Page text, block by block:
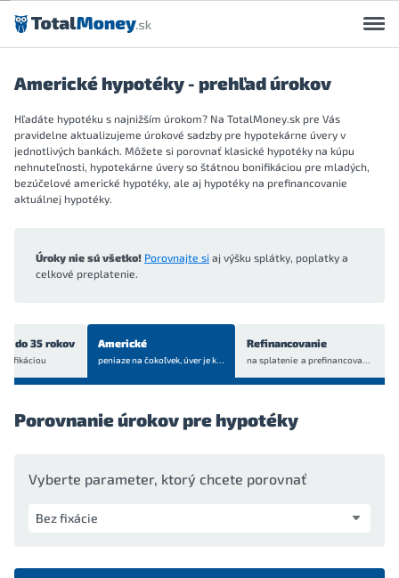
Preskočiť na obsah
Americké hypotéky - prehľad úrokov
Hľadáte hypotéku s najnižším úrokom? Na TotalMoney.sk pre Vás
pravidelne aktualizujeme úrokové sadzby pre hypotekárne úvery v
jednotlivých bankách. Môžete si porovnať klasické hypotéky na kúpu
nehnuteľnosti, hypotekárne úvery so štátnou bonifikáciou pre mladých,
bezúčelové americké hypotéky, ale aj hypotéky na prefinancovanie
aktuálnej hypotéky.
Úroky nie sú všetko! Porovnajte si aj výšku splátky, poplatky a
celkové preplatenie.
do 35 rokov Americké
peniaze na čokoľvek, úver jekrytý bytom alebo domom
Refinancovanie
na splatenie a prefinancovanie
Porovnanie úrokov pre hypotéky
Vyberte parameter, ktorý chcete porovnať